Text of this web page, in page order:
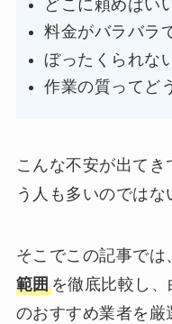
どこに頼めばい
料金がバラバラ
ぼったくられな
作業の質ってど
こんな不安が出てき
う人も多いのではな
そこでこの記事では
範囲を徹底比較し
のおすすめ業者を厳